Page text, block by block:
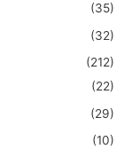
(35)
(32)
(212)
(22)
(29)
(10)